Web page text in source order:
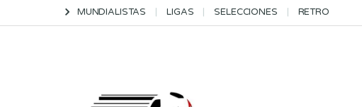
to
to
MUNDIALISTAS LIGAS SELECCIONES RETRO